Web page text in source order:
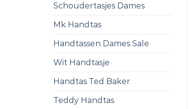
Schoudertasjes Dames
Mk Handtas
Handtassen Dames Sale
Wit Handtasje
Handtas Ted Baker
Teddy Handtas